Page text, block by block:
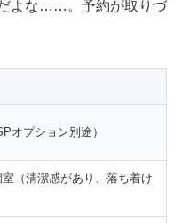
だよな……。予約が取りづ
オプション別途）
（清潔感があり、落ち着け